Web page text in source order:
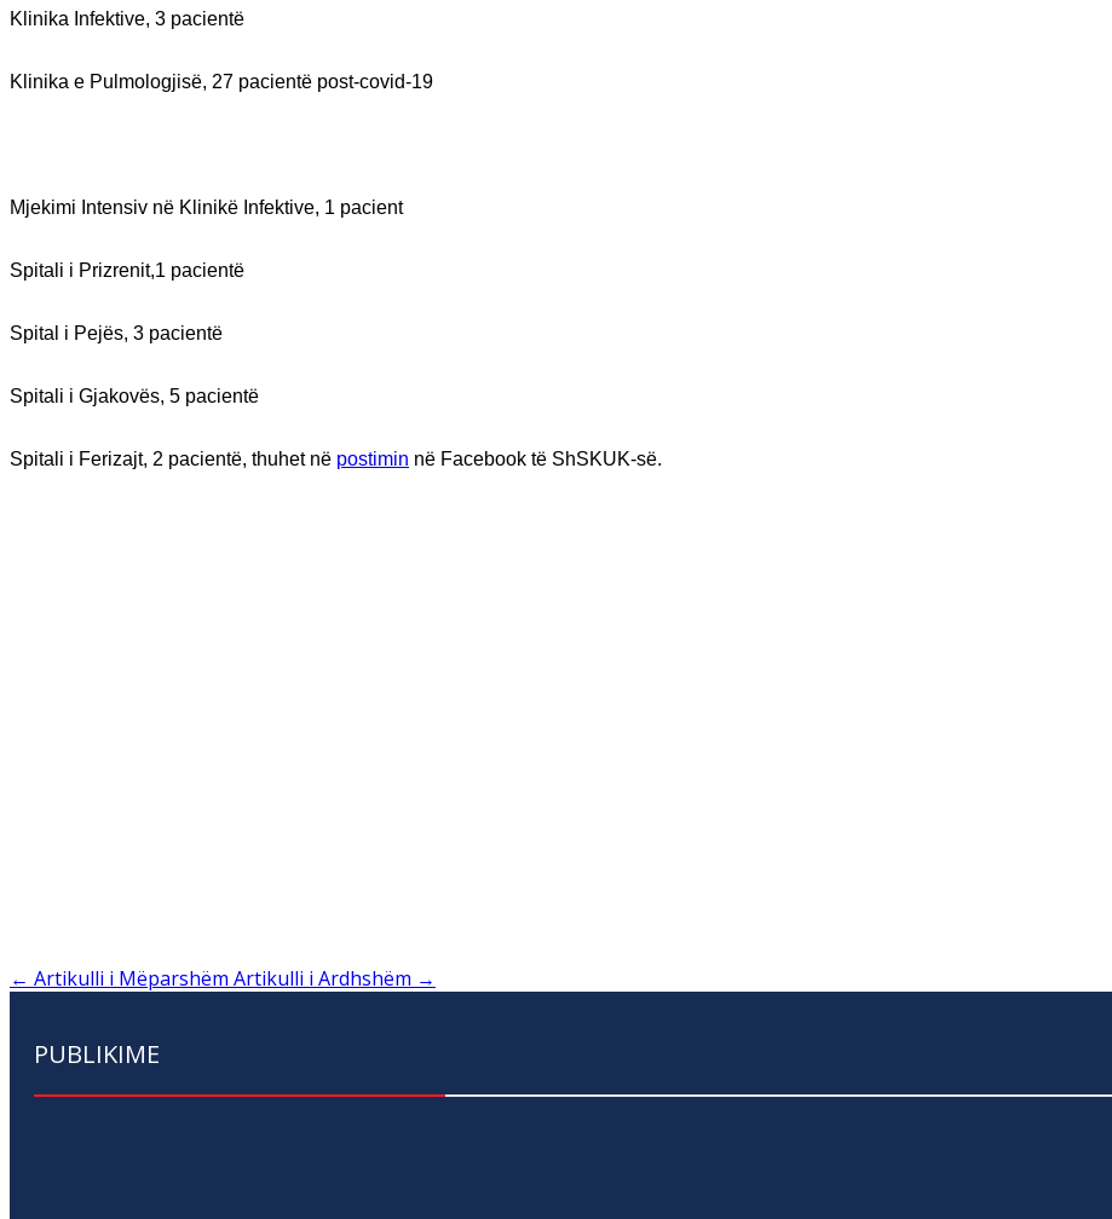
Klinika Infektive, 3 pacientë
Klinika e Pulmologjisë, 27 pacientë post-covid-19
Mjekimi Intensiv në Klinikë Infektive, 1 pacient
Spitali i Prizrenit,1 pacientë
Spital i Pejës, 3 pacientë
Spitali i Gjakovës, 5 pacientë
Spitali i Ferizajt, 2 pacientë, thuhet në postimin në Facebook të ShSKUK-së.
← Artikulli i Mëparshëm Artikulli i Ardhshëm →
PUBLIKIME